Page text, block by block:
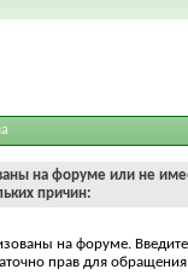
на форуме или не
причин:
на форуме.
прав для